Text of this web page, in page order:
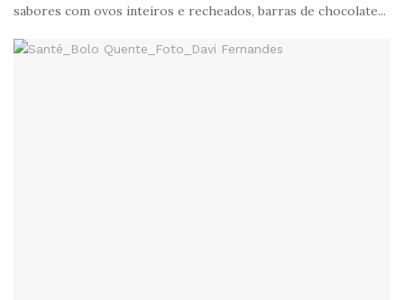
sabores com ovos inteiros e recheados, barras de chocolate...